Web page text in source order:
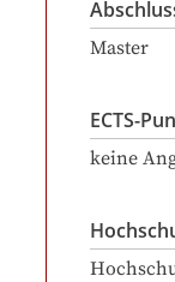
Master
ECTS-
keine